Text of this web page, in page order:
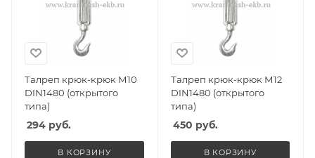
Талреп крюк-крюк М10
DIN1480 (открытого
типа)
294 руб.
В КОРЗИНУ
Талреп крюк-крюк М12
DIN1480 (открытого
типа)
450 руб.
В КОРЗИНУ